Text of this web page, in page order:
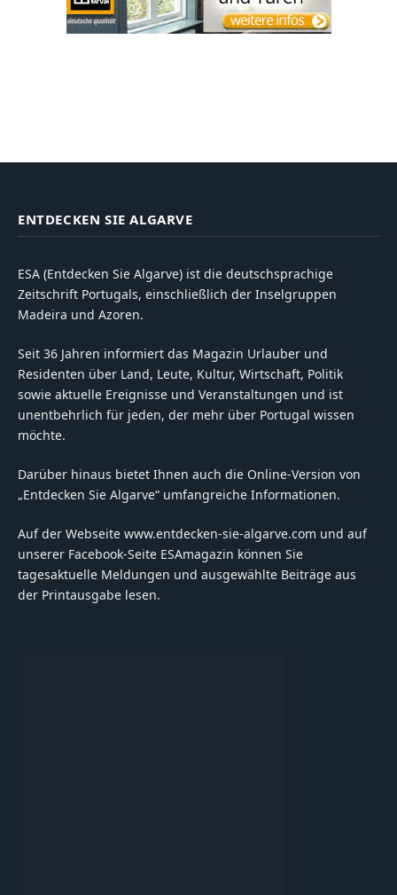
ENTDECKEN SIE ALGARVE
ESA (Entdecken Sie Algarve) ist die deutschsprachige
Zeitschrift Portugals, einschließlich der Inselgruppen
Madeira und Azoren.
Seit 36 Jahren informiert das Magazin Urlauber und
Residenten über Land, Leute, Kultur, Wirtschaft, Politik
sowie aktuelle Ereignisse und Veranstaltungen und ist
unentbehrlich für jeden, der mehr über Portugal wissen
möchte.
Darüber hinaus bietet Ihnen auch die Online-Version von
„Entdecken Sie Algarve“ umfangreiche Informationen.
Auf der Webseite www.entdecken-sie-algarve.com und auf
unserer Facebook-Seite ESAmagazin können Sie
tagesaktuelle Meldungen und ausgewählte Beiträge aus
der Printausgabe lesen.